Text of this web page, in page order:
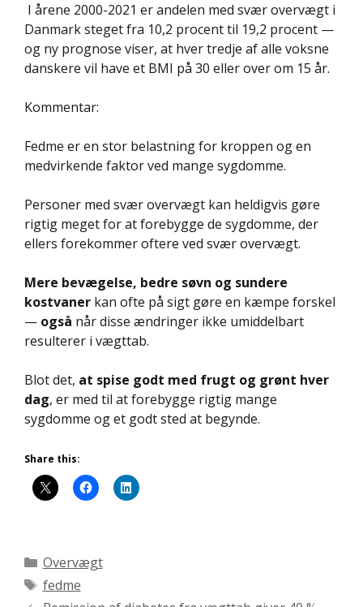
I årene 2000-2021 er andelen med svær overvægt i
Danmark steget fra 10,2 procent til 19,2 procent —
og ny prognose viser, at hver tredje af alle voksne
danskere vil have et BMI på 30 eller over om 15 år.
Kommentar:
Fedme er en stor belastning for kroppen og en
medvirkende faktor ved mange sygdomme.
Personer med svær overvægt kan heldigvis gøre
rigtig meget for at forebygge de sygdomme, der
ellers forekommer oftere ved svær overvægt.
Mere bevægelse, bedre søvn og sundere
kostvaner kan ofte på sigt gøre en kæmpe forskel
— også når disse ændringer ikke umiddelbart
resulterer i vægttab.
Blot det, at spise godt med frugt og grønt hver
dag, er med til at forebygge rigtig mange
sygdomme og et godt sted at begynde.
Share this:
Kategorier
Overvægt
Tags
fedme